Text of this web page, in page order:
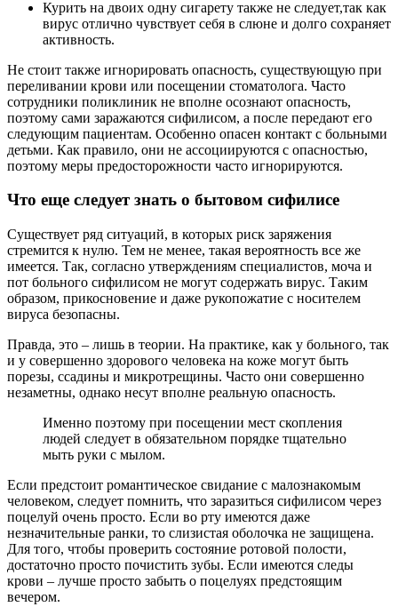
Курить на двоих одну сигарету также не следует,так как
вирус отлично чувствует себя в слюне и долго сохраняет
активность.
Не стоит также игнорировать опасность, существующую при
переливании крови или посещении стоматолога. Часто
сотрудники поликлиник не вполне осознают опасность,
поэтому сами заражаются сифилисом, а после передают его
следующим пациентам. Особенно опасен контакт с больными
детьми. Как правило, они не ассоциируются с опасностью,
поэтому меры предосторожности часто игнорируются.
Что еще следует знать о бытовом сифилисе
Существует ряд ситуаций, в которых риск заряжения
стремится к нулю. Тем не менее, такая вероятность все же
имеется. Так, согласно утверждениям специалистов, моча и
пот больного сифилисом не могут содержать вирус. Таким
образом, прикосновение и даже рукопожатие с носителем
вируса безопасны.
Правда, это – лишь в теории. На практике, как у больного, так
и у совершенно здорового человека на коже могут быть
порезы, ссадины и микротрещины. Часто они совершенно
незаметны, однако несут вполне реальную опасность.
Именно поэтому при посещении мест скопления
людей следует в обязательном порядке тщательно
мыть руки с мылом.
Если предстоит романтическое свидание с малознакомым
человеком, следует помнить, что заразиться сифилисом через
поцелуй очень просто. Если во рту имеются даже
незначительные ранки, то слизистая оболочка не защищена.
Для того, чтобы проверить состояние ротовой полости,
достаточно просто почистить зубы. Если имеются следы
крови – лучше просто забыть о поцелуях предстоящим
вечером.